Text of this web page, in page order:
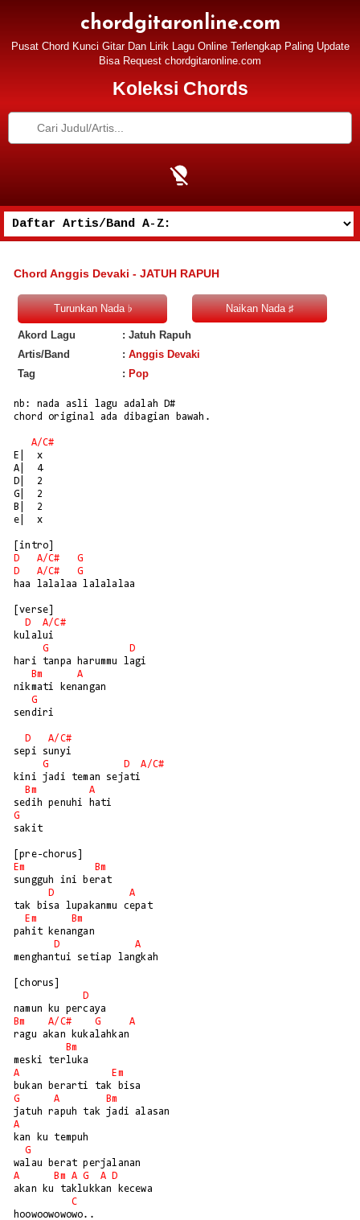
chordgitaronline.com
Pusat Chord Kunci Gitar Dan Lirik Lagu Online Terlengkap Paling Update
Bisa Request chordgitaronline.com
Koleksi Chords
Chord Anggis Devaki - JATUH RAPUH
Akord Lagu
: Jatuh Rapuh
Artis/Band
: Anggis Devaki
Tag
: Pop
nb: nada asli lagu adalah D#
chord original ada dibagian bawah.
A/C#
E|  x
A|  4
D|  2
G|  2
B|  2
e|  x
D
A/C#
G
D
A/C#
G
haa lalalaa lalalalaa
[verse]
D
A/C#
kulalui
G
D
hari tanpa harummu lagi
Bm
A
nikmati kenangan
G
sendiri
D A/C#
sepi sunyi
G
D A/C#
kini jadi teman sejati
Bm
A
G
sakit
Em
Bm
sungguh ini berat
D
A
tak bisa lupakanmu cepat
Em
Bm
pahit kenangan
D
A
menghantui setiap langkah
[chorus]
D
Bm
A/C# G
A
ragu akan kukalahkan
Bm
A
Em
G
A
Bm
A
kan ku tempuh
G
A
Bm A G A
D
akan ku taklukkan kecewa
C
hoowoowowowo..